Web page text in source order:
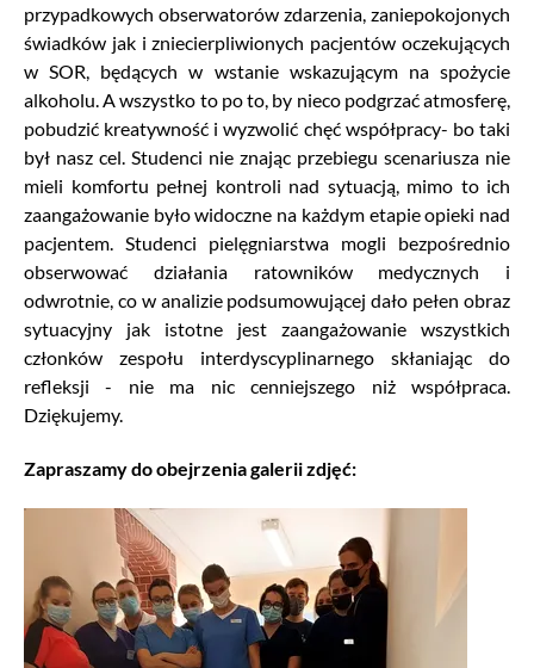
przypadkowych obserwatorów zdarzenia, zaniepokojonych
świadków jak i zniecierpliwionych pacjentów oczekujących
w SOR, będących w wstanie wskazującym na spożycie
alkoholu. A wszystko to po to, by nieco podgrzać atmosferę,
pobudzić kreatywność i wyzwolić chęć współpracy- bo taki
był nasz cel. Studenci nie znając przebiegu scenariusza nie
mieli komfortu pełnej kontroli nad sytuacją, mimo to ich
zaangażowanie było widoczne na każdym etapie opieki nad
pacjentem. Studenci pielęgniarstwa mogli bezpośrednio
obserwować działania ratowników medycznych i
odwrotnie, co w analizie podsumowującej dało pełen obraz
sytuacyjny jak istotne jest zaangażowanie wszystkich
członków zespołu interdyscyplinarnego skłaniając do
refleksji - nie ma nic cenniejszego niż współpraca.
Dziękujemy.
Zapraszamydo obejrzenia galerii zdjęć: